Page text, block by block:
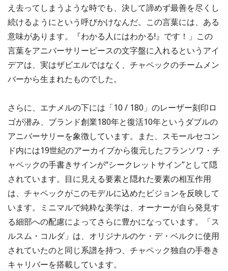
え去ってしまうような時でも、決して諦めず最善を尽くし
続けるようにという呼びかけなんだ。この言葉には、ある
意味があります。『わかる人にはわかる!』です！」この
言葉をアニバーサリーピースの文字盤に入れるというアイ
デアは、実はザビエルではなく、チャペックのチームメン
バーから生まれたものでした。
さらに、エナメルの下には「10 / 180」のレーザー刻印ロ
ゴが潜み、ブランド創業180年と復活10年というダブルの
アニバーサリーを象徴しています。また、スモールセコン
ド内には19世紀のアーカイブから復元したフランソワ・チ
ャペックの手書きサインが“シークレットサイン”として隠
されています。目に見える要素と隠れた要素の相互作用
は、チャペックがこのモデルに込めたビジョンを反映して
います。ミニマルで純粋な美学は、オーナーが自ら発見す
る細部への配慮によってさらに豊かになっています。「ス
ルスム・コルダ」は、オリジナルのケ・デ・ベルクに使用
されていたのと同じ系譜を持つ、チャペック独自の手巻き
キャリバーを搭載しています。